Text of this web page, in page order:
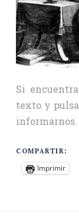
Si
texto y pulsa
informarnos.
COMPARTIR:
Imprimir